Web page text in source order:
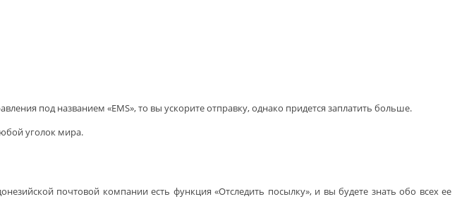
под названием «EMS», то вы ускорите отправку, однако придется заплатить больше.
уголок мира.
почтовой компании есть функция «Отследить посылку», и вы будете знать обо всех ее